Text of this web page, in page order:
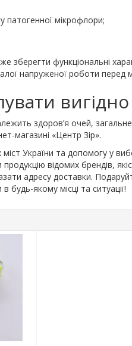
патогенної мікрофлори;
зберегти функціональні
напруженої роботи перед
вигідно
здоров’я очей,
магазині «Центр Зір».
України та допомогу у
відомих брендів,
адресу доставки.
якому місці та ситуації!